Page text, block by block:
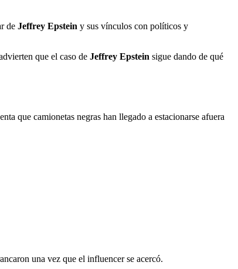
de Jeffrey Epstein y sus vínculos con políticos y
que el caso de Jeffrey Epstein sigue dando de qué
que camionetas negras han llegado a estacionarse afuera
una vez que el influencer se acercó.